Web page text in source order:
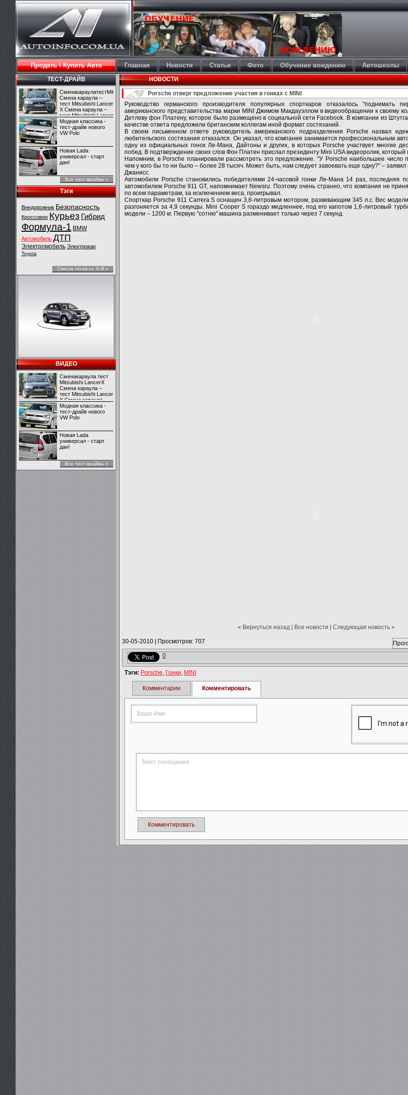
Продать \ Купить Авто Главная Новости Статьи Фото Обучение вождению Автошколы
ТЕСТ-ДРАЙВ
СменакараулатестMitsubishiLancerX
Смена караула –
тест Mitsubishi Lancer
X Смена караула –
тест Mitsubishi Lancer
X
Модная классика -
тест-драйв нового
VW Polo
Новая Lada
универсал - старт
дан!
Все тест-врайвы »
Тэги
Внедорожник Безопасность
Кроссовер Курьез Гибрид
Формула-1 BMW
Автомобиль ДТП
Электромобиль Электрокар
Toyota
Список тегов от А-Я »
ВИДЕО
Сменакараула тест
Mitsubishi LancerX
Смена караула –
тест Mitsubishi Lancer
X Смена караула –
тест Mitsubishi Lancer
X
Модная классика -
тест-драйв нового
VW Polo
Новая Lada
универсал - старт
дан!
Все тест-врайвы »
НОВОСТИ
Porsche отверг предложение участия в гонках с MINI
Руководство германского производителя популярных спорткаров отказалось "поднимать
американского представительства марки MINI Джимом Макдауэллом в видеообращении к своему
Детлеву фон Платену, которое было размещено в социальной сети Facebook. В компании из
качестве ответа предложили британским коллегам иной формат состязаний.
В своем письменном ответе руководитель американского подразделения Porsche назвал
любительского состязания отказался. Он указал, что компания занимается профессиональным
одну из официальных гонок Ле-Мана, Дайтоны и других, в которых Porsche участвует многие
побед. В подтверждение своих слов Фон Платен прислал президенту Mini USA видеоролик,
Напомним, в Porsche планировали рассмотреть это предложение. "У Porsche наибольшее число
чем у кого бы то ни было – более 28 тысяч. Может быть, нам следует завоевать еще одну?" –
Джанисс.
Автомобили Porsche становились победителями 24-часовой гонки Ле-Мана 14 раз, последняя
автомобилем Porsche 911 GT, напомнимает Newsru. Поэтому очень странно, что компания не
по всем параметрам, за исключением веса, проигрывал.
Спорткар Porsche 911 Carrera S оснащен 3,6-литровым мотором, развивающим 345 л.с. Вес
разгоняется за 4,9 секунды. Mini Cooper S гораздо медленнее, под его капотом 1,6-литровый
модели – 1200 кг. Первую "сотню" машина разменивает только через 7 секунд.
« Вернуться назад| Все новости Следующая новость »
30-05-2010 Просмотров: 707
0
Тэги: Porsche, Гонки, MINI
Комментарии Комментировать
Комментировать